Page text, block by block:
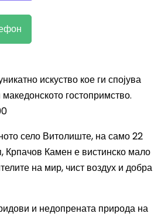
искуство кое ги спојува
гостопримство.
село Витолиште, на само 22
Крпачов Камен е вистинско мало
на мир, чист воздух и добра
и недопрената природа на